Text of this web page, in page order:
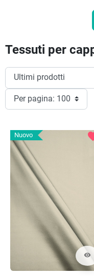
Tessuti per
Nuovo
visibility